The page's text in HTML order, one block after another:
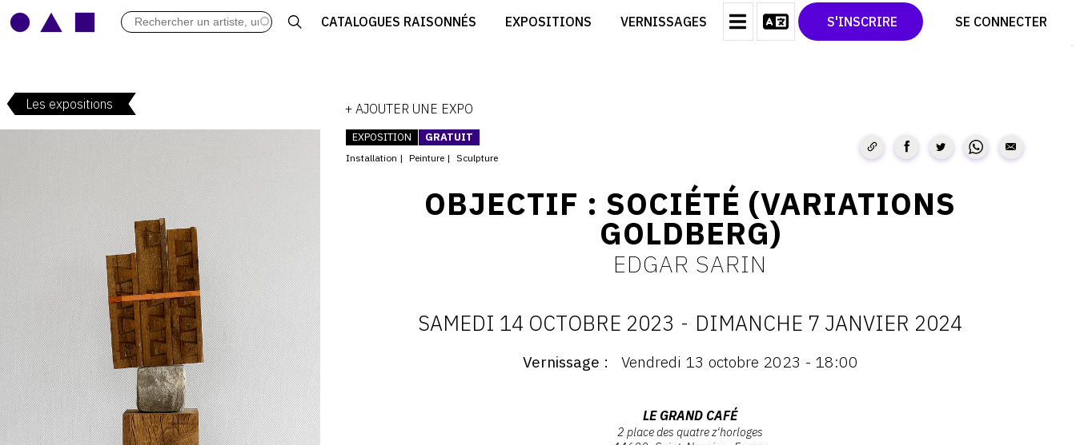
CATALOGUES RAISONNÉS EXPOSITIONS VERNISSAGES S'INSCRIRE SE CONNECTER
ARCHIVES DES EXPOSITIONS
CRÉER SON CATALOGUE D'EXPO
CONTACT
CGU
TWITTER
PINTEREST
Les expositions + AJOUTER UNE EXPO
EXPOSITION GRATUIT
Installation Peinture Sculpture
OBJECTIF : SOCIÉTÉ (VARIATIONS
GOLDBERG)
EDGAR SARIN
DATES
SAMEDI
SAMEDI 14 OCTOBRE 2023 - DIMANCHE 7 JANVIER 2024
Vernissage Vendredi 13 octobre 2023 - 18:00
LE GRAND CAFÉ
2 place des quatre z‘horloges